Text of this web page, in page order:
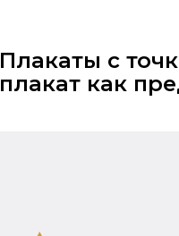
Плакаты с
плакат как